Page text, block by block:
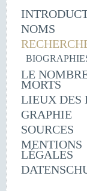
NOMS
LE
MORTS
LIEUX DES
GRAPHIE
SOURCES
MENTIONS
LÉGALES